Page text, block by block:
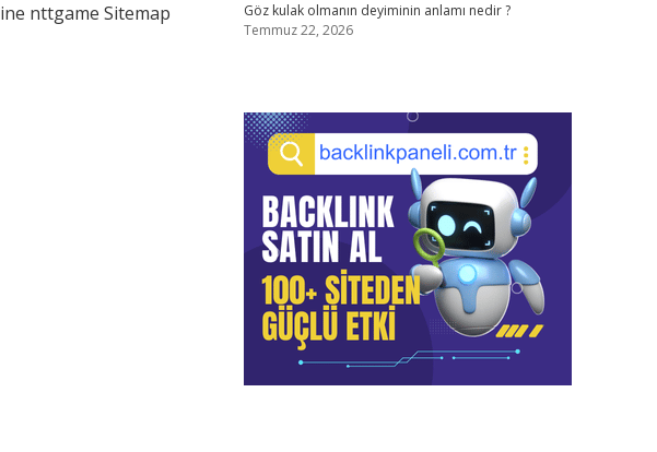
nttgame Sitemap
Göz kulak olmanın deyiminin anlamı nedir ?
Temmuz 22, 2026